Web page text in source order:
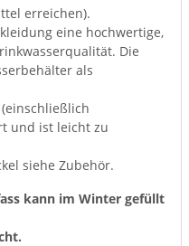
erreichen).
eine hochwertige,
Die
als
und ist leicht zu
siehe Zubehör.
kann im Winter gefüllt